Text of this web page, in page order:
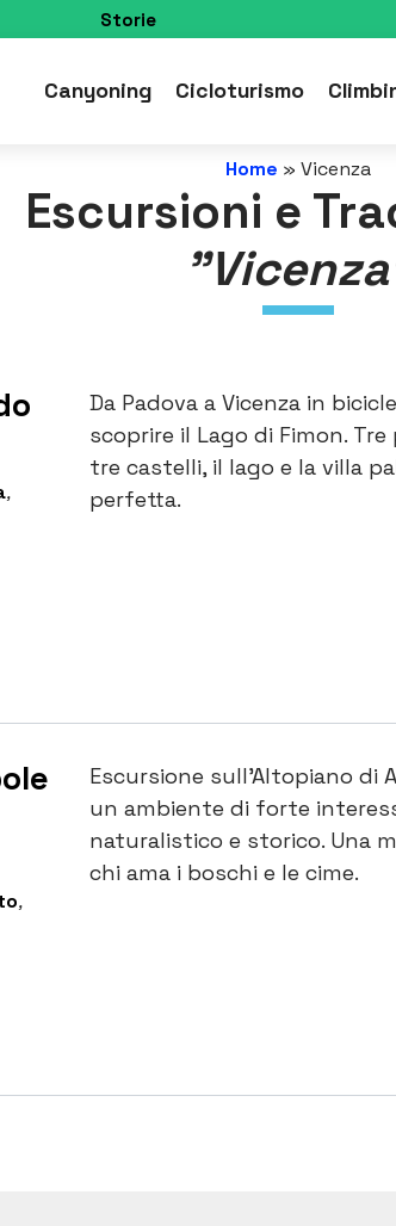
Storie
Canyoning Cicloturismo
Home » Vicenza
Escursioni e
,
Da Padova a Vicenza in
scoprire il Lago di Fimon. Tre
tre castelli, il lago e la villa
perfetta.
,
Escursione sull’Altopiano di
un ambiente di forte
naturalistico e storico. Una
chi ama i boschi e le cime.